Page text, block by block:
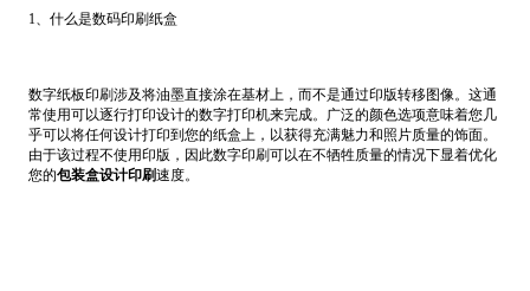
1、什么是数码印刷纸盒
数字纸板印刷涉及将油墨直接涂在基材上，而不是通过印版转移图像。这通
常使用可以逐行打印设计的数字打印机来完成。广泛的颜色选项意味着您几
乎可以将任何设计打印到您的纸盒上，以获得充满魅力和照片质量的饰面。
由于该过程不使用印版，因此数字印刷可以在不牺牲质量的情况下显着优化
您的包装盒设计印刷速度。